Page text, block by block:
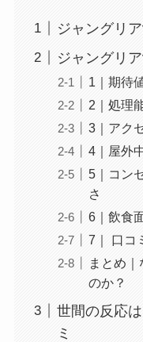
ジャングリ
ジャングリ
1｜期待
2｜処理
3｜アク
4｜屋外
5｜コン
さ
6｜飲食
7｜ 口コ
まとめ
のか？
世間の反応
ミ